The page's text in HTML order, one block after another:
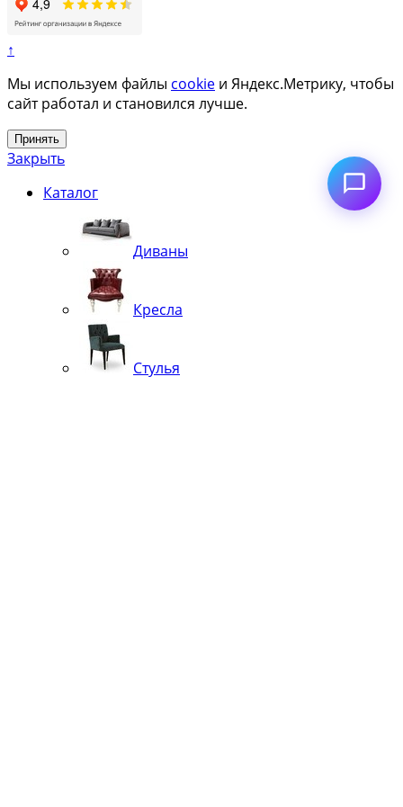
↑
Мы используем файлы cookie и Яндекс.Метрику, чтобы
сайт работал и становился лучше.
Принять
Закрыть
Каталог
Диваны
Кресла
Стулья